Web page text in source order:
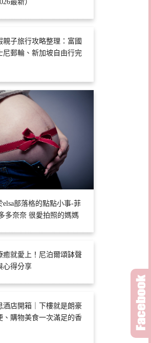
最新）
親子旅行攻略整理：富國
尼郵輪、新加坡自由行完
部落格的點點小事-菲
多奈奈 很愛拍照的媽媽
癒就愛上！尼泊爾頌缽聲
心得分享
酒店開箱｜下樓就是朗豪
、購物美食一次滿足的香